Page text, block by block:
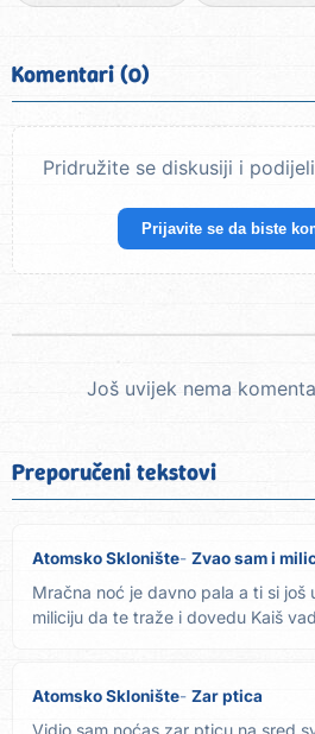
Komentari (0)
Pridružite se diskusiji i
Prijavite se da biste
Još uvijek nema
Preporučeni tekstovi
Atomsko Sklonište Zvao sam i
Mračna noć je davno pala a ti si još
miliciju da te traže i dovedu Kaiš
Atomsko Sklonište Zar ptica
Vidio sam noćas zar pticu na sred